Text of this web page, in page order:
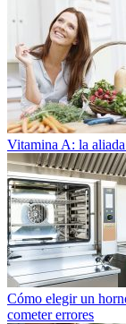
Vitamina A: la
Cómo elegir un
cometer errores